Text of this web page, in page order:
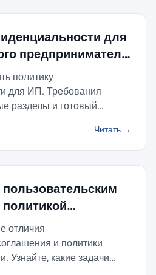
для
предпринимателя
политику
для ИП. Требования
разделы и готовый
Читать →
отличия
и политики
Узнайте, какие задачи